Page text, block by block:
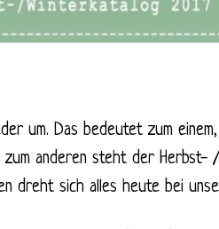
um. Das bedeutet zum
zum anderen steht der Herbst-
dreht sich alles heute bei